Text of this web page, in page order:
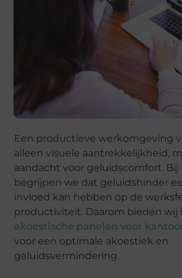
Een productieve werkomgeving
alleen visuele aantrekkelijkheid,
aandacht voor geluidscomfort.
begrijpen we dat geluidshinder
invloed kan hebben op de
productiviteit. Daarom bieden wij
akoestische panelen voor
voor een optimale akoestiek en
geluidsvermindering.